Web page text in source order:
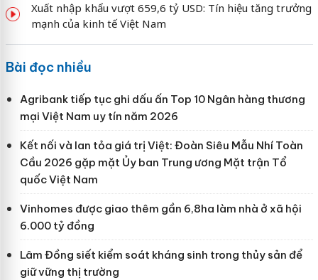
Xuất nhập khẩu vượt 659,6 tỷ USD: Tín hiệu tăng trưởng
mạnh của kinh tế Việt Nam
Bài đọc nhiều
Agribank tiếp tục ghi dấu ấn Top 10 Ngân hàng thương
mại Việt Nam uy tín năm 2026
Kết nối và lan tỏa giá trị Việt: Đoàn Siêu Mẫu Nhí Toàn
Cầu 2026 gặp mặt Ủy ban Trung ương Mặt trận Tổ
quốc Việt Nam
Vinhomes được giao thêm gần 6,8ha làm nhà ở xã hội
6.000 tỷ đồng
Lâm Đồng siết kiểm soát kháng sinh trong thủy sản để
giữ vững thị trường